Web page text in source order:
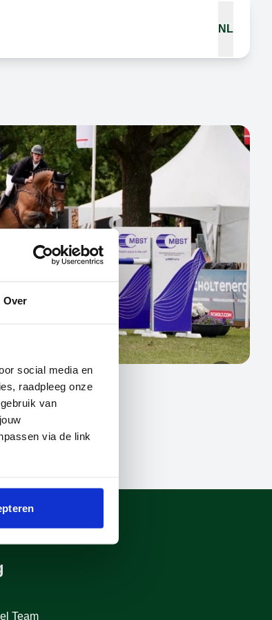
Over
social media en
raadpleeg onze
van
via de link
NL
Team